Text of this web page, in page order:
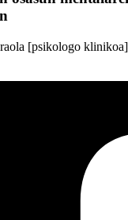
[psikologo